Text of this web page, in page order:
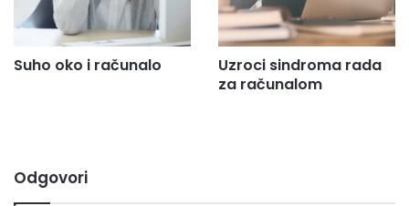
Suho oko i računalo
Uzroci sindroma rada
za računalom
Odgovori